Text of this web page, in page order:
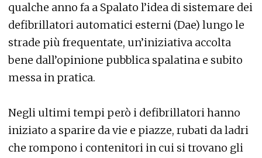
qualche anno fa a Spalato l’idea di sistemare dei
defibrillatori automatici esterni (Dae) lungo le
strade più frequentate, un’iniziativa accolta
bene dall’opinione pubblica spalatina e subito
messa in pratica.
Negli ultimi tempi però i defibrillatori hanno
iniziato a sparire da vie e piazze, rubati da ladri
che rompono i contenitori in cui si trovano gli